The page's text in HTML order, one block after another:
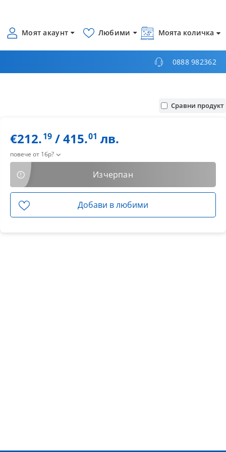
Моят акаунт Любими Моята количка
0888 982362
Сравни продукт
€212.19/ 415.01 лв.
повече от 1бр?
Изчерпан
Добави в любими